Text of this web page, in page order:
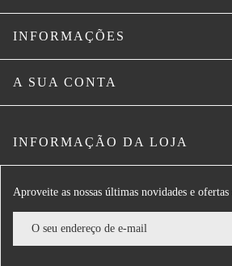
INFORMAÇÕES
A SUA CONTA
INFORMAÇÃO DA LOJA
Aproveite as nossas últimas novidades e ofertas